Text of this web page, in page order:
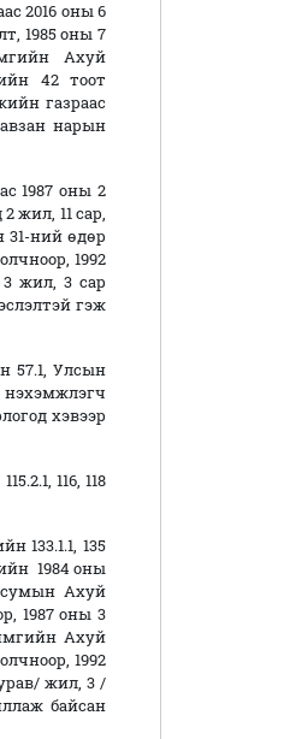
2016 оны 6
1985 оны 7
Ахуй
42 тоот
газраас
нарын
1987 оны 2
жил, 11 сар,
31-ний өдөр
1992
3 жил, 3 сар
гэж
57.1, Улсын
хэвээр
116, 118
133.1.1, 135
1984 оны
сумын Ахуй
1987 оны 3
Ахуй
1992
жил, 3 /
байсан